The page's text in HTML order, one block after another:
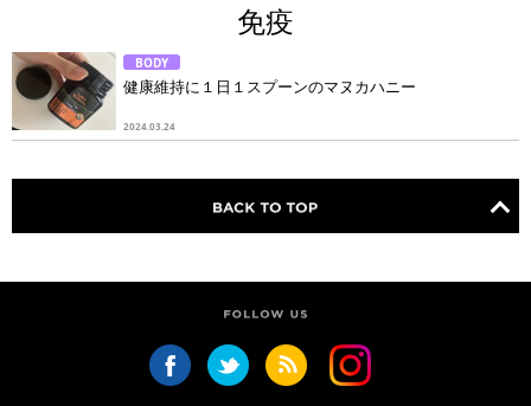
ニオイ
メンズコスメ
NEWS PICK UP 筋肉
女の本音
テストステロン
海外セレブ
健康
スキンケア 食事
調査結果
トレーニング
好印象な男
頭皮ケア
ダイエット
理容室
免疫
BODY
健康維持に１日１スプーンのマヌカハニー
2024.03.24